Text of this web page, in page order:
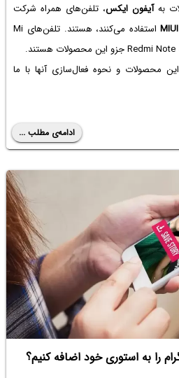
بهآیفون ایکس، تلفن‌های همراه شرکت
استفاده می‌کنند، هستند. تلفن‌های Mi
محصولات و نحوه فعال‌سازی آنها با ما
ادامه‌ی مطلب ...
را به استوری خود اضافه کنیم؟